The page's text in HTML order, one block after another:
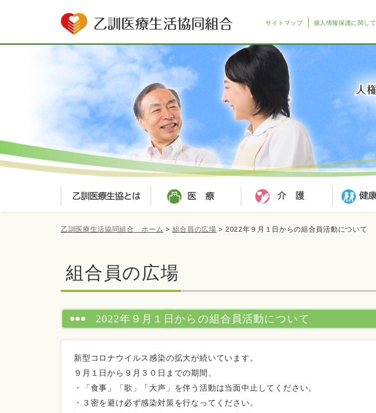
サイトマップ 個人情報保護に関して
乙訓医療生活協同組合 ホーム > 組合員の広場 > 2022年９月１日からの組合員活動について
組合員の広場
2022年９月１日からの組合員活動について
新型コロナウイルス感染の拡大が続いています。
９月１日から９月３０日までの期間、
・「食事」「歌」「大声」を伴う活動は当面中止してください。
・３密を避け必ず感染対策を行なってください。